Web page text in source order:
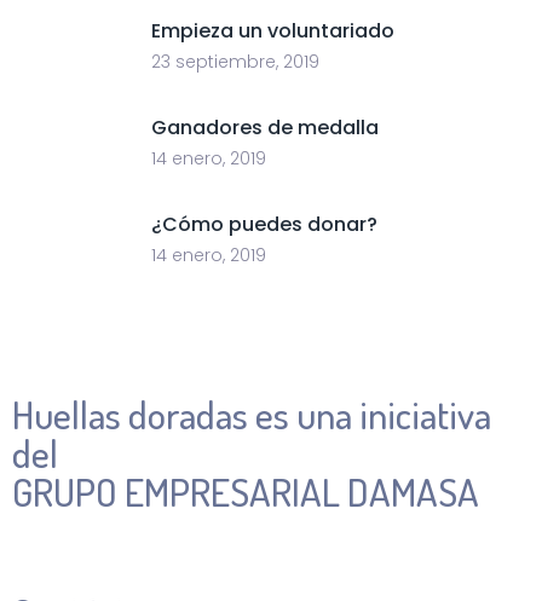
Empieza un voluntariado
23 septiembre, 2019
Ganadores de medalla
14 enero, 2019
¿Cómo puedes donar?
14 enero, 2019
Huellas doradas es una iniciativa
del
GRUPO EMPRESARIAL DAMASA